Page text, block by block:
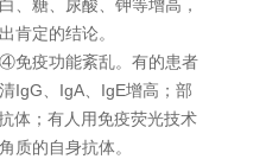
、糖、尿酸、钾等增高，
肯定的结论。
免疫功能紊乱。有的患者
IgG、IgA、IgE增高；部
体；有人用免疫荧光技术
质的自身抗体。